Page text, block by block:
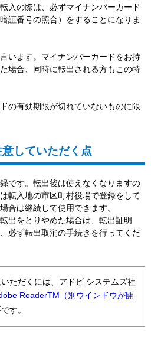
入の際は、必ずマイナンバーカード
証番号の照合）をすることになりま
います。マイナンバーカードをお持
場合、同時に転出される方もこの特
の有効期限が切れていないものに限
していただく点
です。転出後は使えなくなりますの
転入地の市区町村役場で登録をして
合は継続して使用できます。
出をとりやめた場合は、転出証明
必ず転出取消の手続きを行ってくだ
ただくには、アドビ システムズ社
ReaderTM（別ウインドウが開
す。